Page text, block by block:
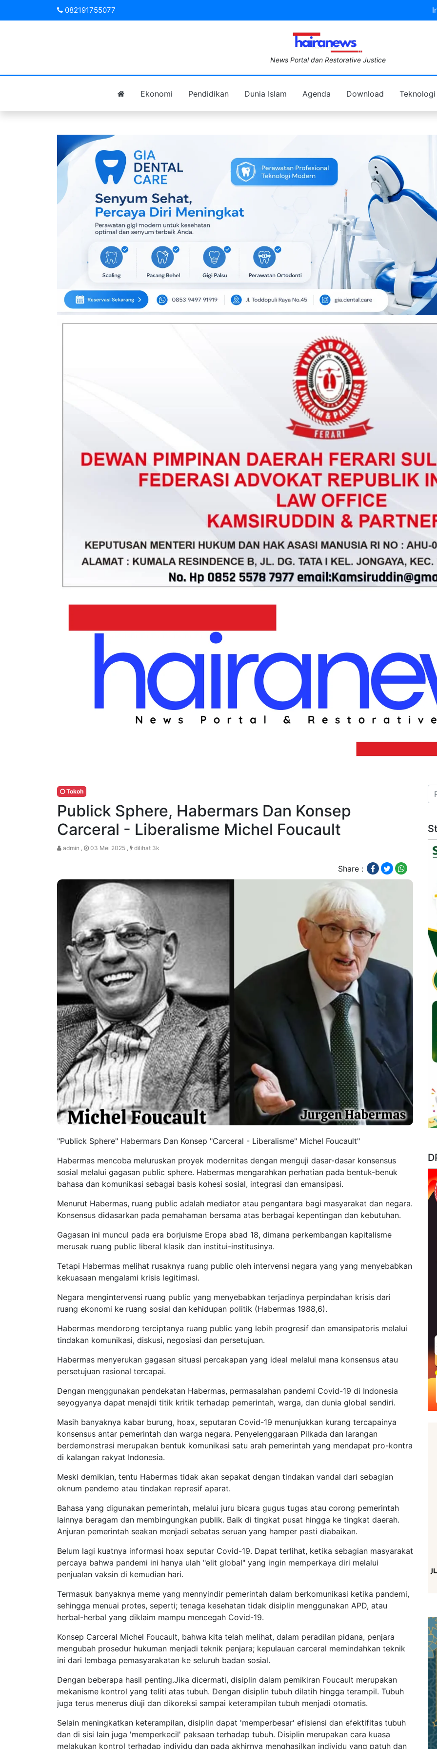
082191755077
News Portal dan Restorative Justice
Ekonomi Pendidikan Dunia Islam Agenda Download Teknologi
Tokoh
Publick Sphere, Habermars Dan Konsep
Carceral - Liberalisme Michel Foucault
admin , 03 Mei 2025 , dilihat 3k
Share :
"Publick Sphere" Habermars Dan Konsep "Carceral - Liberalisme" Michel Foucault"
Habermas mencoba meluruskan proyek modernitas dengan menguji dasar-dasar konsensus
sosial melalui gagasan public sphere. Habermas mengarahkan perhatian pada bentuk-benuk
bahasa dan komunikasi sebagai basis kohesi sosial, integrasi dan emansipasi.
Menurut Habermas, ruang public adalah mediator atau pengantara bagi masyarakat dan negara.
Konsensus didasarkan pada pemahaman bersama atas berbagai kepentingan dan kebutuhan.
Gagasan ini muncul pada era borjuisme Eropa abad 18, dimana perkembangan kapitalisme
merusak ruang public liberal klasik dan institui-institusinya.
Tetapi Habermas melihat rusaknya ruang public oleh intervensi negara yang yang menyebabkan
kekuasaan mengalami krisis legitimasi.
Negara mengintervensi ruang public yang menyebabkan terjadinya perpindahan krisis dari
ruang ekonomi ke ruang sosial dan kehidupan politik (Habermas 1988,6).
Habermas mendorong terciptanya ruang public yang lebih progresif dan emansipatoris melalui
tindakan komunikasi, diskusi, negosiasi dan persetujuan.
Habermas menyerukan gagasan situasi percakapan yang ideal melalui mana konsensus atau
persetujuan rasional tercapai.
Dengan menggunakan pendekatan Habermas, permasalahan pandemi Covid-19 di Indonesia
seyogyanya dapat menajdi titik kritik terhadap pemerintah, warga, dan dunia global sendiri.
Masih banyaknya kabar burung, hoax, seputaran Covid-19 menunjukkan kurang tercapainya
konsensus antar pemerintah dan warga negara. Penyelenggaraan Pilkada dan larangan
berdemonstrasi merupakan bentuk komunikasi satu arah pemerintah yang mendapat pro-kontra
di kalangan rakyat Indonesia.
Meski demikian, tentu Habermas tidak akan sepakat dengan tindakan vandal dari sebagian
oknum pendemo atau tindakan represif aparat.
Bahasa yang digunakan pemerintah, melalui juru bicara gugus tugas atau corong pemerintah
lainnya beragam dan membingungkan publik. Baik di tingkat pusat hingga ke tingkat daerah.
Anjuran pemerintah seakan menjadi sebatas seruan yang hamper pasti diabaikan.
Belum lagi kuatnya informasi hoax seputar Covid-19. Dapat terlihat, ketika sebagian masyarakat
percaya bahwa pandemi ini hanya ulah "elit global" yang ingin memperkaya diri melalui
penjualan vaksin di kemudian hari.
Termasuk banyaknya meme yang mennyindir pemerintah dalam berkomunikasi ketika pandemi,
sehingga menuai protes, seperti; tenaga kesehatan tidak disiplin menggunakan APD, atau
herbal-herbal yang diklaim mampu mencegah Covid-19.
Konsep Carceral Michel Foucault, bahwa kita telah melihat, dalam peradilan pidana, penjara
mengubah prosedur hukuman menjadi teknik penjara; kepulauan carceral memindahkan teknik
ini dari lembaga pemasyarakatan ke seluruh badan sosial.
Dengan beberapa hasil penting.Jika dicermati, disiplin dalam pemikiran Foucault merupakan
mekanisme kontrol yang teliti atas tubuh. Dengan disiplin tubuh dilatih hingga terampil. Tubuh
juga terus menerus diuji dan dikoreksi sampai keterampilan tubuh menjadi otomatis.
Selain meningkatkan keterampilan, disiplin dapat 'memperbesar' efisiensi dan efektifitas tubuh
dan di sisi lain juga 'memperkecil' paksaan terhadap tubuh. Disiplin merupakan cara kuasa
melakukan kontrol terhadap individu dan pada akhirnya menghasilkan individu yang patuh dan